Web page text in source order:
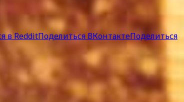
в RedditПоделиться ВКонтактеПоделиться